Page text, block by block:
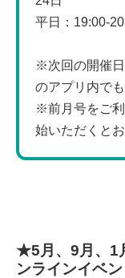
平日：19:00-
※次回の開催日
のアプリ内で
※前月号をご
始いただくと
★5月、9月、1
ンラインイベ